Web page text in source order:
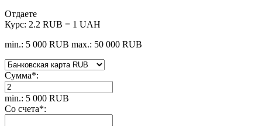
Отдаете
Курс: 2.2 RUB = 1 UAH
min.: 5 000 RUB max.: 50 000 RUB
Сумма*:
min.: 5 000 RUB
Со счета*: